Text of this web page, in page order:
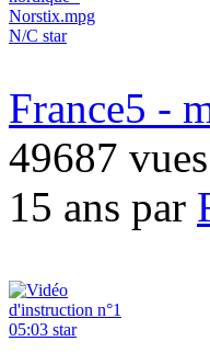
N/C star
France5 -
49687 vues
15 ans par
05:03 star